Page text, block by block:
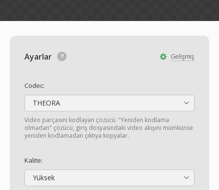
Gelişmiş
Ayarlar
Codec:
THEORA
Video parçasını kodlayan çözücü. "Yeniden kodlama
olmadan" çözücü, giriş dosyasındaki video akışını mümkünse
yeniden kodlamadan çıktıya kopyalar.
Kalite:
Yüksek